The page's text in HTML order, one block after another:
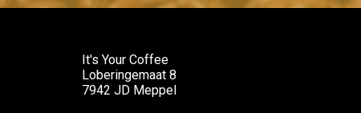
It's Your Coffee
Loberingemaat 8
7942 JD Meppel